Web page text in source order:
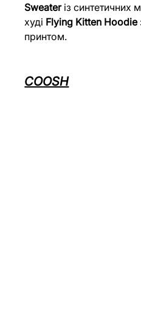
Sweater із синтетичних
худі Flying Kitten Hoodie
принтом.
COOSH